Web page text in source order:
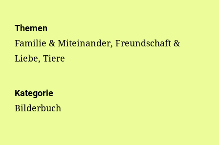
Themen
Familie & Miteinander, Freundschaft &
Liebe, Tiere
Kategorie
Bilderbuch